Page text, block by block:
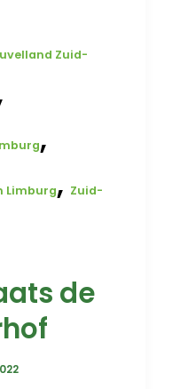
Zuid-
,
Limburg, Zuid-
de